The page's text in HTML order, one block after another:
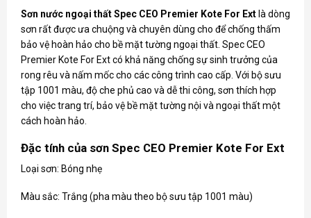
Sơn nước ngoại thất SpecCEO Premier Kote For Extlà dòng
sơn rất được ưa chuộng và chuyên dùng cho để chống thấm
bảo vệ hoàn hảo cho bề mặt tường ngoại thất. Spec CEO
Premier Kote For Ext có khả năng chống sự sinh trưởng của
rong rêu và nấm mốc cho các công trình cao cấp. Với bộ sưu
tập 1001 màu, độ che phủ cao và dễ thi công, sơn thích hợp
cho việc trang trí, bảo vệ bề mặt tường nội và ngoại thất một
cách hoàn hảo.
Đặc tính của sơn Spec CEO Premier Kote For Ext
Loại sơn: Bóng nhẹ
Màu sắc: Trắng (pha màu theo bộ sưu tập 1001 màu)